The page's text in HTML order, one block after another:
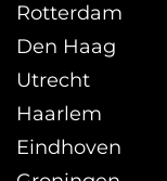
Rotterdam
Den Haag
Utrecht
Haarlem
Eindhoven